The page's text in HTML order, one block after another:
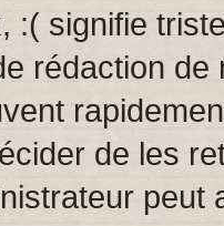
:( signifie
rédaction
de les